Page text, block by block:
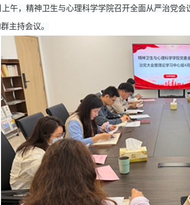
上午，精神卫生与心理科学学院召开全面从严治党
主持会议。